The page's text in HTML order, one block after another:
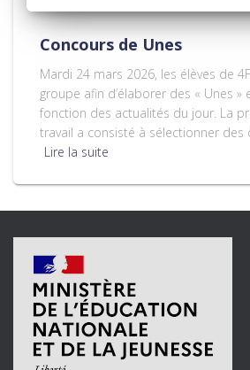
Concours de Unes
Mardi 24 mars 2026, les élèves de
groupe afin d’élaborer des « Unes »
fonction des actualités du jour. La
travail a consisté à sélectionner des
Lire la suite